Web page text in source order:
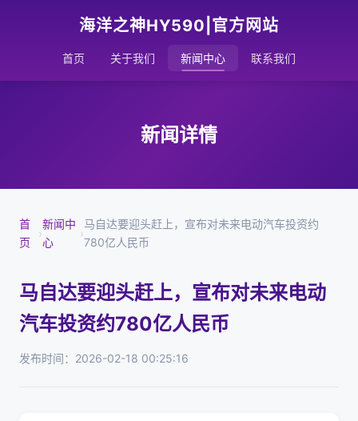
海洋之神HY590|官方网站
首页 关于我们 新闻中心 联系我们
新闻详情
首
页
›
新闻中
心
›
马自达要迎头赶上，宣布对未来电动汽车投资约
780亿人民币
马自达要迎头赶上，宣布对未来电动
汽车投资约780亿人民币
发布时间：2026-02-18 00:25:16